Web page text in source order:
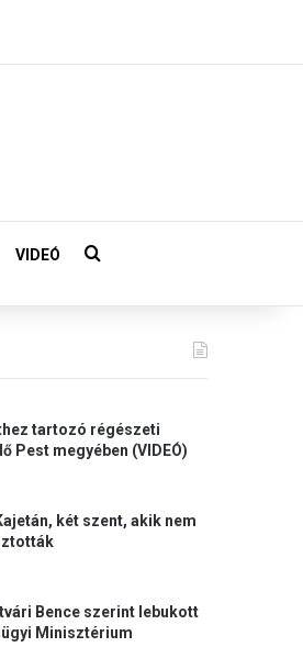
VIDEÓ Keresés:
tartozó régészeti
Pest megyében (VIDEÓ)
két szent, akik nem
Bence szerint lebukott
Minisztérium